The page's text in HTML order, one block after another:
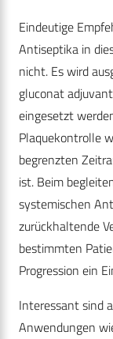
Eindeutige
Antiseptika in
nicht. Es wird
gluconat
eingesetzt
Plaquekontrolle
begrenzten
ist. Beim
systemischen
zurückhaltende
bestimmten
Progression ein
Interessant sind
Anwendungen